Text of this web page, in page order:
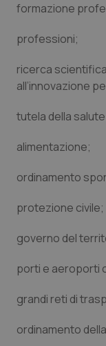
Rene &
Sangue &
Tiroide
Tumori del
Tumori
Ulcera &
formazione
professioni;
ricerca
all’innovazione
tutela della
alimentazione;
ordinamento
protezione civile;
governo del
porti e aeroporti
grandi reti di
ordinamento